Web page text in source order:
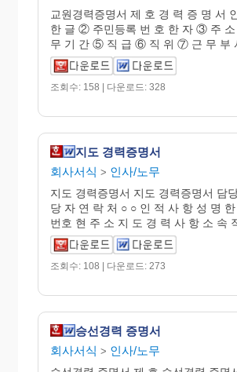
교원경력증명서 제 호 경 력 증 명 서
한 글 ② 주민등록 번 호 한 자 ③ 주
무 기 간 ⑤ 직 급 ⑥ 직 위 ⑦ 근 무 부
조회수: 158 | 다운로드: 328
지도 경력증명서
회사서식 > 인사/노무
지도 경력증명서 지도 경력증명서 담
당 자 연 락 처 ○ ○ 인 적 사 항 성 명
번호 현 주 소 지 도 경 력 사 항 소 속
조회수: 108 | 다운로드: 273
승선경력 증명서
회사서식 > 인사/노무